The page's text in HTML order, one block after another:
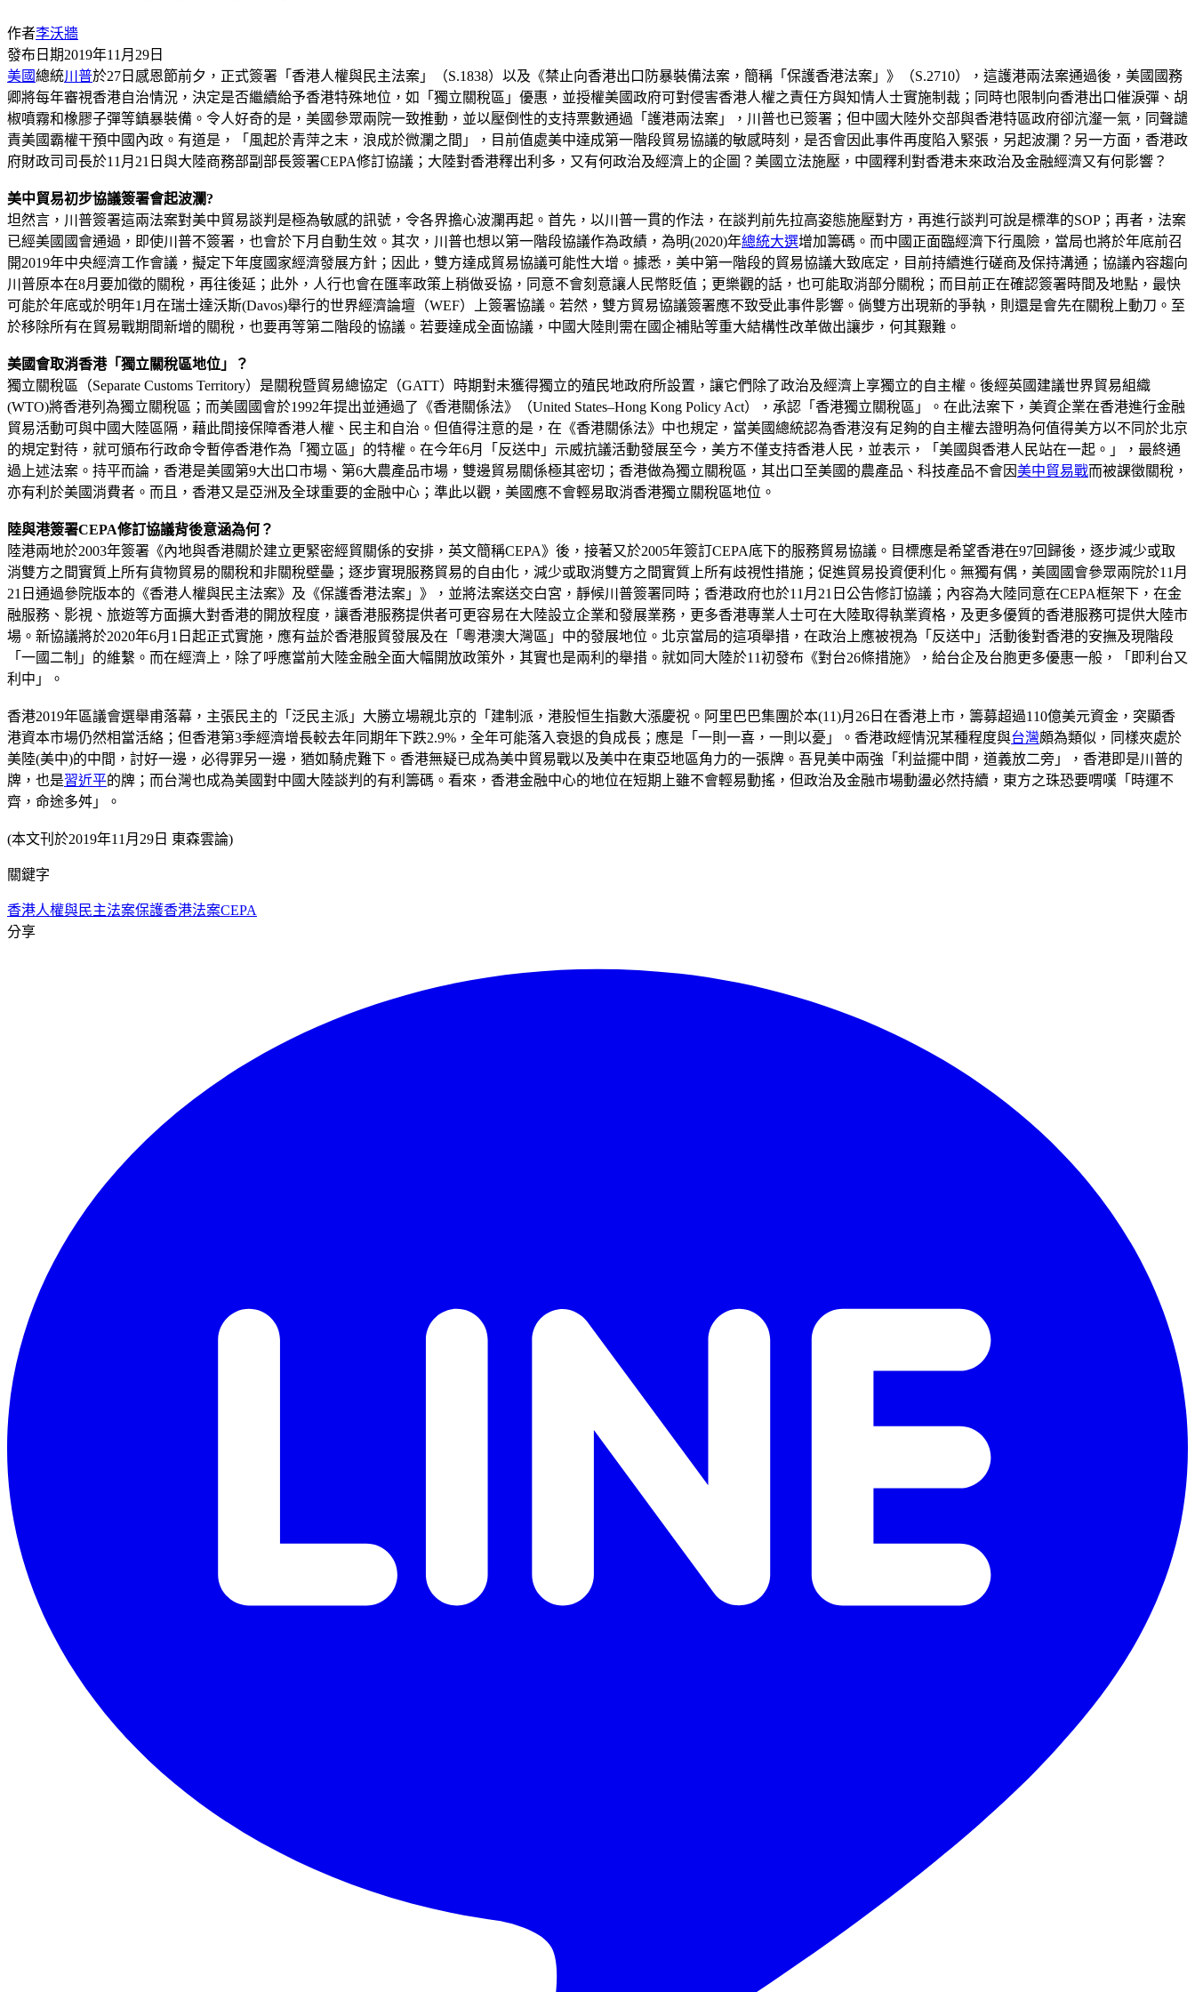
作者李沃牆
發布日期2019年11月29日
美國總統川普於27日感恩節前夕，正式簽署「香港人權與民主法案」（S.1838）以及《禁止向香港出口防暴裝備法案，簡稱「保護香港法案」》（S.2710），這護港兩法案通過後，美國國務
卿將每年審視香港自治情況，決定是否繼續給予香港特殊地位，如「獨立關稅區」優惠，並授權美國政府可對侵害香港人權之責任方與知情人士實施制裁；同時也限制向香港出口催淚彈、胡
椒噴霧和橡膠子彈等鎮暴裝備。令人好奇的是，美國參眾兩院一致推動，並以壓倒性的支持票數通過「護港兩法案」，川普也已簽署；但中國大陸外交部與香港特區政府卻沆瀣一氣，同聲譴
責美國霸權干預中國內政。有道是，「風起於青萍之末，浪成於微瀾之間」，目前值處美中達成第一階段貿易協議的敏感時刻，是否會因此事件再度陷入緊張，另起波瀾？另一方面，香港政
府財政司司長於11月21日與大陸商務部副部長簽署CEPA修訂協議；大陸對香港釋出利多，又有何政治及經濟上的企圖？美國立法施壓，中國釋利對香港未來政治及金融經濟又有何影響？
美中貿易初步協議簽署會起波瀾?
坦然言，川普簽署這兩法案對美中貿易談判是極為敏感的訊號，令各界擔心波瀾再起。首先，以川普一貫的作法，在談判前先拉高姿態施壓對方，再進行談判可說是標準的SOP；再者，法案
已經美國國會通過，即使川普不簽署，也會於下月自動生效。其次，川普也想以第一階段協議作為政績，為明(2020)年總統大選增加籌碼。而中國正面臨經濟下行風險，當局也將於年底前召
開2019年中央經濟工作會議，擬定下年度國家經濟發展方針；因此，雙方達成貿易協議可能性大增。據悉，美中第一階段的貿易協議大致底定，目前持續進行磋商及保持溝通；協議內容趨向
川普原本在8月要加徵的關稅，再往後延；此外，人行也會在匯率政策上稍做妥協，同意不會刻意讓人民幣貶值；更樂觀的話，也可能取消部分關稅；而目前正在確認簽署時間及地點，最快
可能於年底或於明年1月在瑞士達沃斯(Davos)舉行的世界經濟論壇（WEF）上簽署協議。若然，雙方貿易協議簽署應不致受此事件影響。倘雙方出現新的爭執，則還是會先在關稅上動刀。至
於移除所有在貿易戰期間新增的關稅，也要再等第二階段的協議。若要達成全面協議，中國大陸則需在國企補貼等重大結構性改革做出讓步，何其艱難。
美國會取消香港「獨立關稅區地位」？
獨立關稅區（Separate Customs Territory）是關稅暨貿易總協定（GATT）時期對未獲得獨立的殖民地政府所設置，讓它們除了政治及經濟上享獨立的自主權。後經英國建議世界貿易組織
(WTO)將香港列為獨立關稅區；而美國國會於1992年提出並通過了《香港關係法》（United States–Hong Kong Policy Act），承認「香港獨立關稅區」。在此法案下，美資企業在香港進行金融
貿易活動可與中國大陸區隔，藉此間接保障香港人權、民主和自治。但值得注意的是，在《香港關係法》中也規定，當美國總統認為香港沒有足夠的自主權去證明為何值得美方以不同於北京
的規定對待，就可頒布行政命令暫停香港作為「獨立區」的特權。在今年6月「反送中」示威抗議活動發展至今，美方不僅支持香港人民，並表示，「美國與香港人民站在一起。」，最終通
過上述法案。持平而論，香港是美國第9大出口市場、第6大農產品市場，雙邊貿易關係極其密切；香港做為獨立關稅區，其出口至美國的農產品、科技產品不會因美中貿易戰而被課徵關稅，
亦有利於美國消費者。而且，香港又是亞洲及全球重要的金融中心；準此以觀，美國應不會輕易取消香港獨立關稅區地位。
陸與港簽署CEPA修訂協議背後意涵為何？
陸港兩地於2003年簽署《內地與香港關於建立更緊密經貿關係的安排，英文簡稱CEPA》後，接著又於2005年簽訂CEPA底下的服務貿易協議。目標應是希望香港在97回歸後，逐步減少或取
消雙方之間實質上所有貨物貿易的關稅和非關稅壁壘；逐步實現服務貿易的自由化，減少或取消雙方之間實質上所有歧視性措施；促進貿易投資便利化。無獨有偶，美國國會參眾兩院於11月
21日通過參院版本的《香港人權與民主法案》及《保護香港法案」》，並將法案送交白宮，靜候川普簽署同時；香港政府也於11月21日公告修訂協議；內容為大陸同意在CEPA框架下，在金
融服務、影視、旅遊等方面擴大對香港的開放程度，讓香港服務提供者可更容易在大陸設立企業和發展業務，更多香港專業人士可在大陸取得執業資格，及更多優質的香港服務可提供大陸市
場。新協議將於2020年6月1日起正式實施，應有益於香港服貿發展及在「粵港澳大灣區」中的發展地位。北京當局的這項舉措，在政治上應被視為「反送中」活動後對香港的安撫及現階段
「一國二制」的維繫。而在經濟上，除了呼應當前大陸金融全面大幅開放政策外，其實也是兩利的舉措。就如同大陸於11初發布《對台26條措施》，給台企及台胞更多優惠一般，「即利台又
利中」。
香港2019年區議會選舉甫落幕，主張民主的「泛民主派」大勝立場親北京的「建制派，港股恒生指數大漲慶祝。阿里巴巴集團於本(11)月26日在香港上市，籌募超過110億美元資金，突顯香
港資本市場仍然相當活絡；但香港第3季經濟增長較去年同期年下跌2.9%，全年可能落入衰退的負成長；應是「一則一喜，一則以憂」。香港政經情況某種程度與台灣頗為類似，同樣夾處於
美陸(美中)的中間，討好一邊，必得罪另一邊，猶如騎虎難下。香港無疑已成為美中貿易戰以及美中在東亞地區角力的一張牌。吾見美中兩強「利益擺中間，道義放二旁」，香港即是川普的
牌，也是習近平的牌；而台灣也成為美國對中國大陸談判的有利籌碼。看來，香港金融中心的地位在短期上雖不會輕易動搖，但政治及金融市場動盪必然持續，東方之珠恐要喟嘆「時運不
齊，命途多舛」。
(本文刊於2019年11月29日 東森雲論)
關鍵字
香港人權與民主法案保護香港法案CEPA
分享